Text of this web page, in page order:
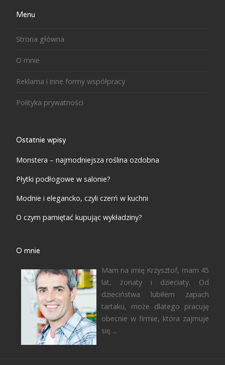
Menu
Strona główna
O mnie
Reklama i inne formy współpracy
Polityka prywatności
Ostatnie wpisy
Monstera – najmodniejsza roślina ozdobna
Płytki podłogowe w salonie?
Modnie i elegancko, czyli czerń w kuchni
O czym pamiętać kupując wykładziny?
O mnie
Mam na imię Krzysztof, mam 45
lat, żonaty i dzieciaty. Od
dzieciństwa lubiłem zapach
tartaku, może dlatego pracuję
obecnie w firmie, która zajmuje
się ...